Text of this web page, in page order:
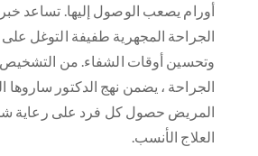
أورام يصعب الوصول إليها. تساعد
الجراحة المجهرية طفيفة التوغل على
وتحسين أوقات الشفاء. من التشخيص
الجراحة ، يضمن نهج الدكتور ساروها
المريض حصول كل فرد على رعاية
العلاج الأنسب.